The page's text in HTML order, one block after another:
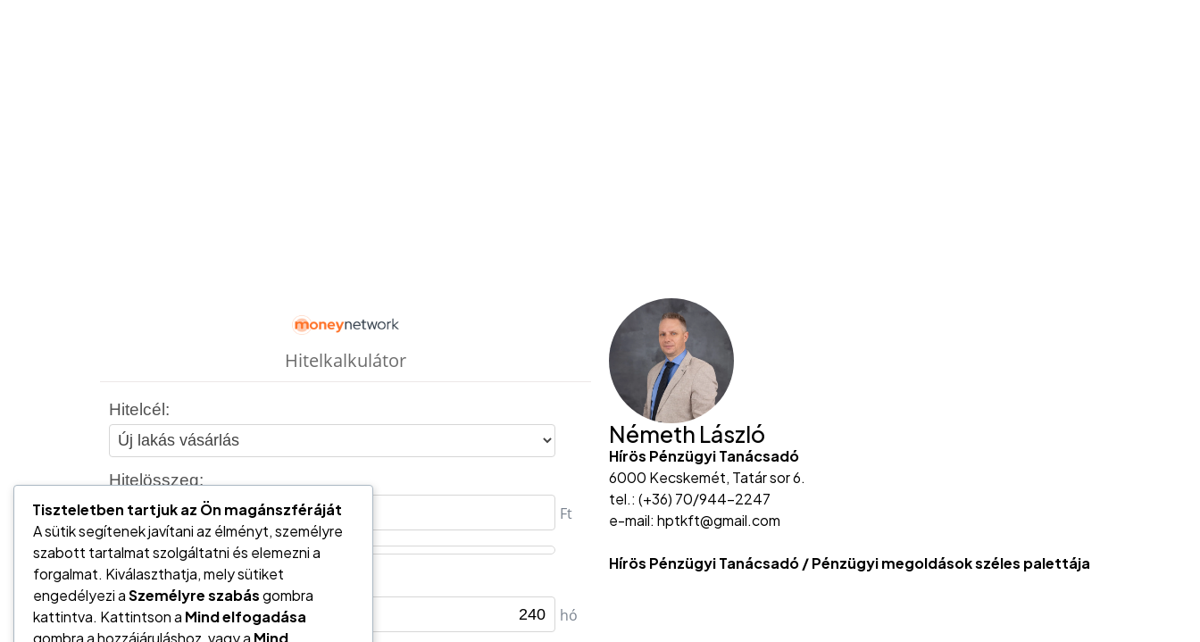
Németh László
Hírös Pénzügyi Tanácsadó
6000 Kecskemét, Tatár sor 6.
tel.: (+36) 70/944-2247
e-mail: hptkft@gmail.com
Hírös Pénzügyi Tanácsadó / Pénzügyi megoldások széles palettája
Tiszteletben tartjuk az Ön magánszféráját
A sütik segítenek javítani az élményt, személyre
szabott tartalmat szolgáltatni és elemezni a
forgalmat. Kiválaszthatja, mely sütiket
engedélyezi aSzemélyre szabásgombra
kattintva. Kattintson a Mind elfogadása